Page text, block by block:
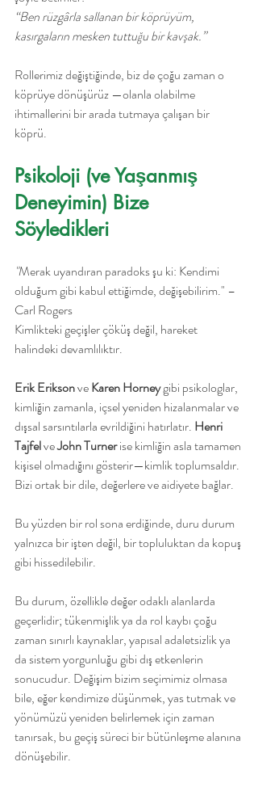
“Ben rüzgârla sallanan bir köprüyüm,
kasırgaların mesken tuttuğu bir kavşak.”
Rollerimiz değiştiğinde, biz de çoğu zaman o
köprüye dönüşürüz —olanla olabilme
ihtimallerini bir arada tutmaya çalışan bir
köprü.
Psikoloji (ve Yaşanmış
Deneyimin) Bize
Söyledikleri
"Merak uyandıran paradoks şu ki: Kendimi
olduğum gibi kabul ettiğimde, değişebilirim." –
Carl Rogers
Kimlikteki geçişler çöküş değil, hareket
halindeki devamlılıktır.
Erik Erikson ve Karen Horney gibi psikologlar,
kimliğin zamanla, içsel yeniden hizalanmalar ve
dışsal sarsıntılarla evrildiğini hatırlatır. Henri
Tajfel ve John Turner ise kimliğin asla tamamen
kişisel olmadığını gösterir—kimlik toplumsaldır.
Bizi ortak bir dile, değerlere ve aidiyete bağlar.
Bu yüzden bir rol sona erdiğinde, duru durum
yalnızca bir işten değil, bir topluluktan da kopuş
gibi hissedilebilir.
Bu durum, özellikle değer odaklı alanlarda
geçerlidir; tükenmişlik ya da rol kaybı çoğu
zaman sınırlı kaynaklar, yapısal adaletsizlik ya
da sistem yorgunluğu gibi dış etkenlerin
sonucudur. Değişim bizim seçimimiz olmasa
bile, eğer kendimize düşünmek, yas tutmak ve
yönümüzü yeniden belirlemek için zaman
tanırsak, bu geçiş süreci bir bütünleşme alanına
dönüşebilir.